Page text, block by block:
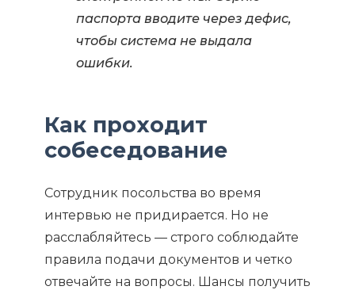
паспорта вводите через дефис,
чтобы система не выдала
ошибки.
Как проходит
собеседование
Сотрудник посольства во время
интервью не придирается. Но не
расслабляйтесь — строго соблюдайте
правила подачи документов и четко
отвечайте на вопросы. Шансы получить